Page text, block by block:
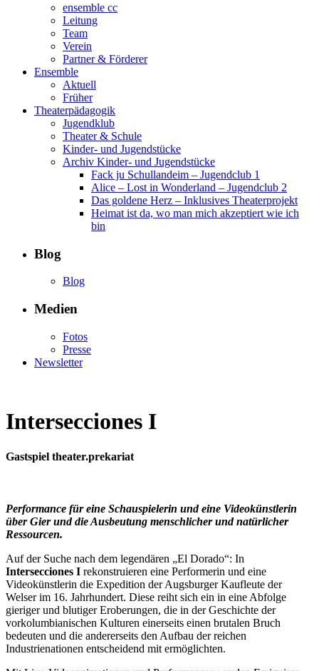
ensemble cc
Leitung
Team
Verein
Partner & Förderer
Ensemble
Aktuell
Früher
Theaterpädagogik
Jugendklub
Theater & Schule
Kinder- und Jugendstücke
Archiv Kinder- und Jugendstücke
Fack ju Schullandeim – Jugendclub 1
Alice – Lost in Wonderland – Jugendclub 2
Das goldene Herz – Inklusives Theaterprojekt
Heimat ist da, wo man mich akzeptiert wie ich
bin
Blog
Blog
Medien
Fotos
Presse
Newsletter
Intersecciones I
Gastspiel theater.prekariat
Performance für eine Schauspielerin und eine Videokünstlerin
über Gier und die Ausbeutung menschlicher und natürlicher
Ressourcen.
Auf der Suche nach dem legendären „El Dorado“: In
Intersecciones I rekonstruieren eine Performerin und eine
Videokünstlerin die Expedition der Augsburger Kaufleute der
Welser im 16. Jahrhundert. Diese reiht sich ein in eine Abfolge
gieriger und blutiger Eroberungen, die in der Geschichte der
vorkolumbianischen Kulturen einerseits einen brutalen Bruch
bedeuten und die andererseits den Aufbau der reichen
Industrienationen entscheidend mit ermöglichten.